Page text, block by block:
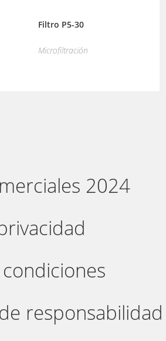
Filtro P5-30
Microfiltración
2024
responsabilidad